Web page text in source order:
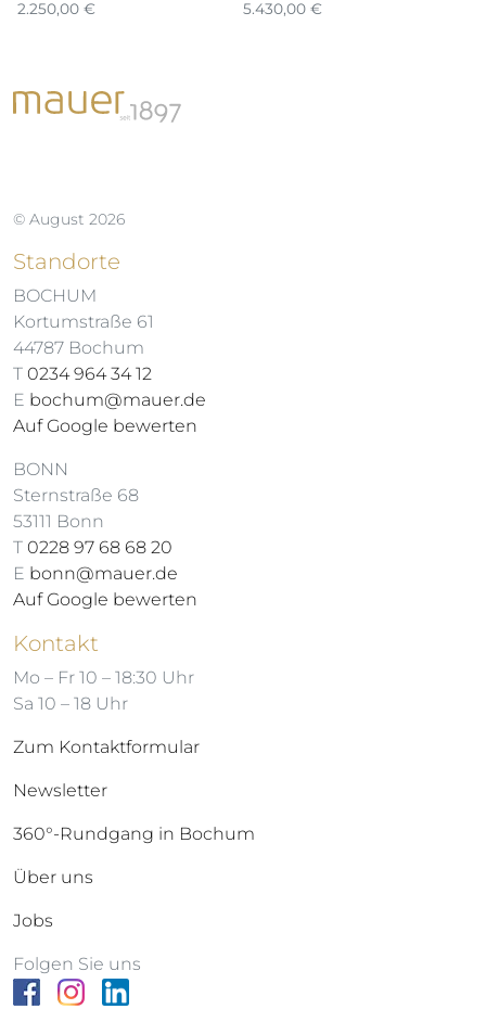
2.250,00 € 5.430,00 €
© August 2026
Standorte
BOCHUM
Kortumstraße 61
44787 Bochum
T 0234 964 34 12
E bochum@mauer.de
Auf Google bewerten
BONN
Sternstraße 68
53111 Bonn
T 0228 97 68 68 20
E bonn@mauer.de
Auf Google bewerten
Kontakt
Mo – Fr 10 – 18:30 Uhr
Sa 10 – 18 Uhr
Zum Kontaktformular
Newsletter
360°-Rundgang in Bochum
Über uns
Jobs
Folgen Sie uns